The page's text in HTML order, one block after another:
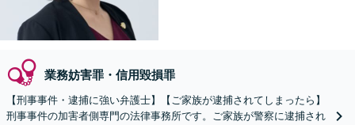
業務妨害罪・信用毀損罪
【刑事事件・逮捕に強い弁護士】【ご家族が逮捕されてしまったら】
刑事事件の加害者側専門の法律事務所です。ご家族が警察に逮捕され